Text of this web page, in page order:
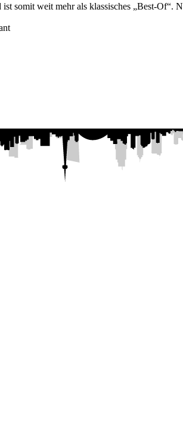
somit weit mehr als klassisches „Best-